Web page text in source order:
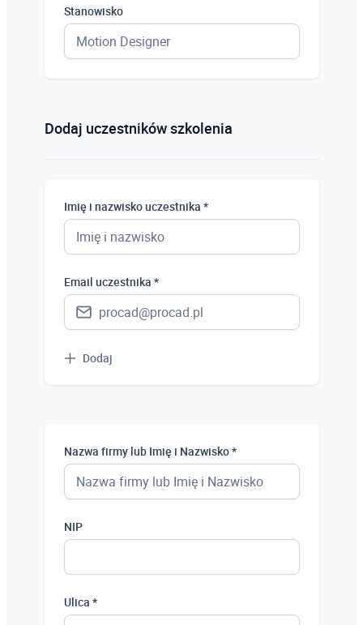
Stanowisko
Dodaj uczestników szkolenia
Imię i nazwisko uczestnika *
Email uczestnika *
Dodaj
Nazwa firmy lub Imię i Nazwisko *
NIP
Ulica *
Uczeń
Bezrobotny